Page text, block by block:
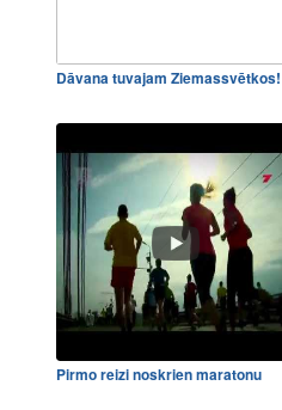
Dāvana tuvajam Ziemassvētkos!
Pirmo reizi noskrien maratonu